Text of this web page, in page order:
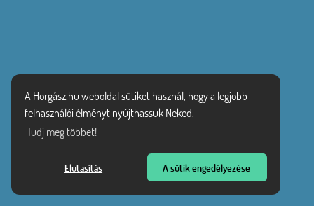
A Horgász.hu weboldal sütiket használ, hogy a legjobb
felhasználói élményt nyújthassuk Neked.
Tudj meg többet!
Elutasítás A sütik engedélyezése